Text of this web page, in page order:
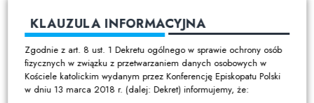
KLAUZULA INFORMACYJNA
Zgodnie z art. 8 ust. 1 Dekretu ogólnego w sprawie ochrony osób
fizycznych w związku z przetwarzaniem danych osobowych w
Kościele katolickim wydanym przez Konferencję Episkopatu Polski
w dniu 13 marca 2018 r. (dalej: Dekret) informujemy, że: